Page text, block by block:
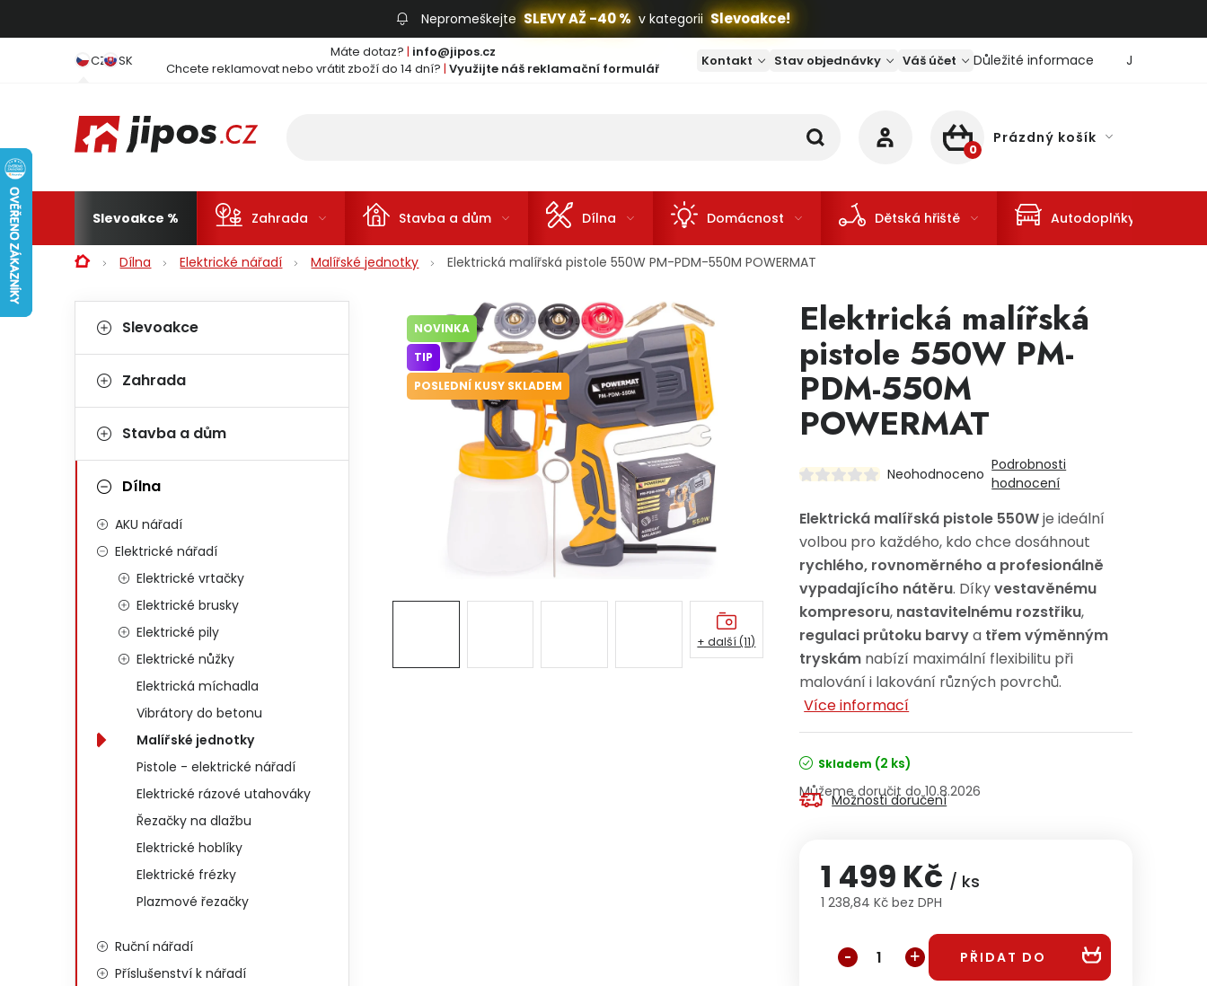
Nepromeškejte SLEVY AŽ -40 % v kategorii Slevoakce!
CZ SK Máte dotaz? | info@jipos.cz
Chcete reklamovat nebo vrátit zboží do 14 dní? | Využijte náš reklamační formulář Kontakt Stav objednávky Váš účet Důležité informace Jaký je
NÁKUPNÍ KOŠÍK
Prázdný košík
Slevoakce Zahrada Stavba a dům Dílna Domácnost Dětská hřiště Autodoplňky
DomůDílna Elektrické nářadí Malířské jednotky Elektrická malířská pistole 550W PM-PDM-550M POWERMAT
Postranní panel
Kategorie
Slevoakce
Zahrada
Stavba a dům
Dílna
AKU nářadí
Elektrické nářadí
Elektrické vrtačky
Elektrické brusky
Elektrické pily
Elektrické nůžky
Elektrická míchadla
Vibrátory do betonu
Malířské jednotky
Pistole - elektrické nářadí
Elektrické rázové utahováky
Řezačky na dlažbu
Elektrické hoblíky
Elektrické frézky
Plazmové řezačky
Ruční nářadí
Příslušenství k nářadí
Elektrická malířská
pistole 550W PM-
PDM-550M
POWERMAT
Neohodnoceno
Podrobnosti
hodnocení
Elektrická malířská pistole 550Wje ideální
volbou pro každého, kdo chce dosáhnout
rychlého, rovnoměrného a profesionálně
vypadajícího nátěru. Díkyvestavěnému
kompresoru, nastavitelnému rozstřiku,
regulaci průtoku barvya třem výměnným
tryskám nabízí maximální flexibilitu při
malování i lakování různých povrchů.
Více informací
Skladem (2 ks)
10.8.2026
Možnosti doručení
1 499 Kč / ks
1 238,84 Kč bez DPH
PŘIDAT DO
NOVINKA
TIP
POSLEDNÍ KUSY SKLADEM
+ další (11)